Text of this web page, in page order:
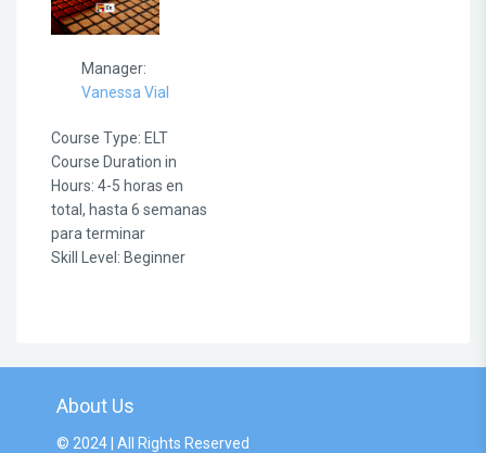
Manager:
Vanessa Vial
Course Type: ELT
Course Duration in
Hours: 4-5 horas en
total, hasta 6 semanas
para terminar
Skill Level : Beginner
About Us
© 2024 | All Rights Reserved